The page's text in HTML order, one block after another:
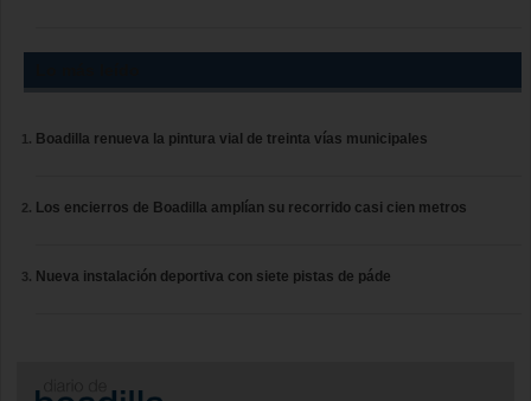
Boadilla renueva la pintura vial de treinta vías municipales
Los encierros de Boadilla amplían su recorrido casi cien metros
Nueva instalación deportiva con siete pistas de páde